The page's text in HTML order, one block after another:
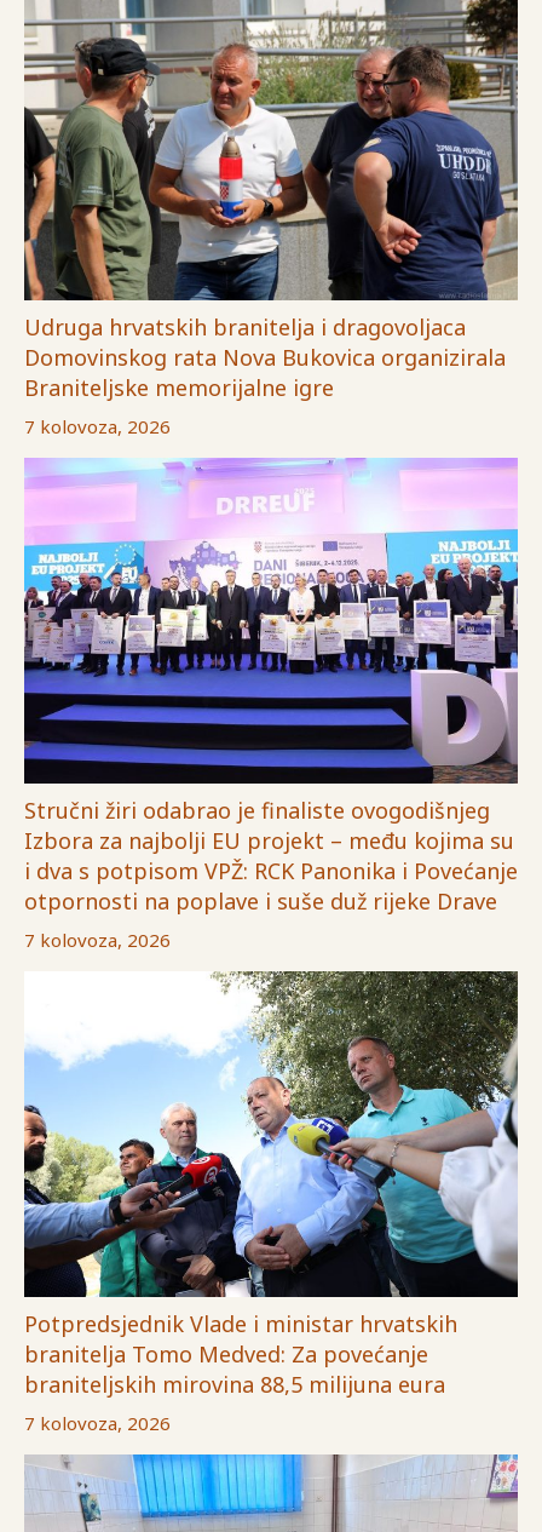
Udruga hrvatskih branitelja i dragovoljaca
Domovinskog rata Nova Bukovica organizirala
Braniteljske memorijalne igre
7 kolovoza, 2026
Stručni žiri odabrao je finaliste ovogodišnjeg
Izbora za najbolji EU projekt – među kojima su
i dva s potpisom VPŽ: RCK Panonika i Povećanje
otpornosti na poplave i suše duž rijeke Drave
7 kolovoza, 2026
Potpredsjednik Vlade i ministar hrvatskih
branitelja Tomo Medved: Za povećanje
braniteljskih mirovina 88,5 milijuna eura
7 kolovoza, 2026